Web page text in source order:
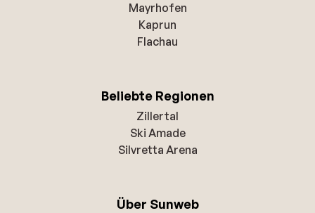
Mayrhofen
Kaprun
Flachau
Beliebte Regionen
Zillertal
Ski Amade
Silvretta Arena
Über Sunweb